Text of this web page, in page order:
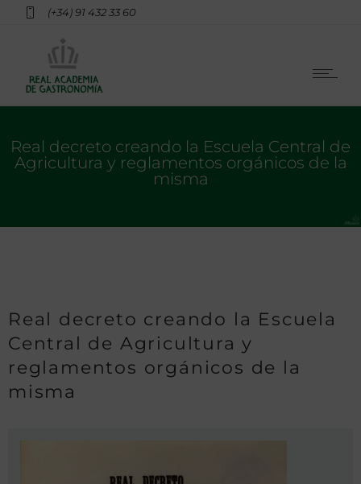
(+34) 91 432 33 60
Real decreto creando la Escuela Central de
Agricultura y reglamentos orgánicos de la
misma
Real decreto creando la Escuela
Central de Agricultura y
reglamentos orgánicos de la
misma